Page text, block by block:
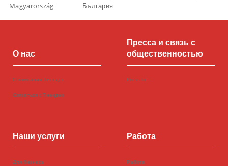
Magyarország
България
О нас
О компании Тиендео
Связаться с Тиендео
Пресса и связь с
общественностью
Press kit
Наши услуги
Для бизнеса
Работа
Работа